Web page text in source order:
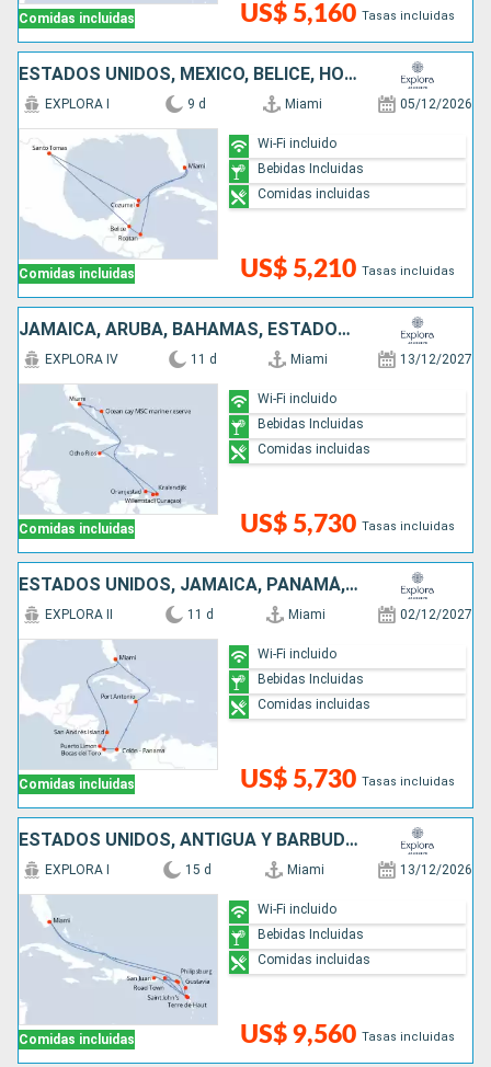
Comidas incluidas US$ 5,160 Tasas incluidas
ESTADOS UNIDOS, MÉXICO, BELICE, HONDURAS
Comidas incluidas
EXPLORA I 9 d Miami 05/12/2026
US$ 5,210 Tasas incluidas
Wi-Fi incluido
Bebidas Incluidas
Comidas incluidas
JAMAICA, ARUBA, BAHAMAS, ESTADOS UNIDOS
Comidas incluidas
EXPLORA IV 11 d Miami 13/12/2027
US$ 5,730 Tasas incluidas
Wi-Fi incluido
Bebidas Incluidas
Comidas incluidas
ESTADOS UNIDOS, JAMAICA, PANAMÁ, COSTA RICA, COLOMBIA
Comidas incluidas
EXPLORA II 11 d Miami 02/12/2027
US$ 5,730 Tasas incluidas
Wi-Fi incluido
Bebidas Incluidas
Comidas incluidas
ESTADOS UNIDOS, ANTIGUA Y BARBUDA, SAN MARTÍN, PUERTO RICO, FRANCIA
Comidas incluidas
EXPLORA I 15 d Miami 13/12/2026
US$ 9,560 Tasas incluidas
Wi-Fi incluido
Bebidas Incluidas
Comidas incluidas